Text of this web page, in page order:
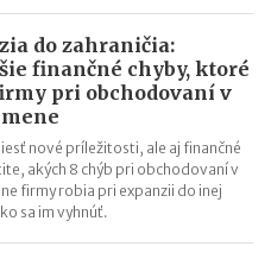
zlepšenie práv pre
strata peňazí aj ohrozenie
poistného: pravidlá a
roka
tlačiva v roku 2026
do zahraničia:
finančné chyby, ktoré
pri obchodovaní v
nové príležitosti, ale aj finančné
akých 8 chýb pri obchodovaní v
firmy robia pri expanzii do inej
sa im vyhnúť.